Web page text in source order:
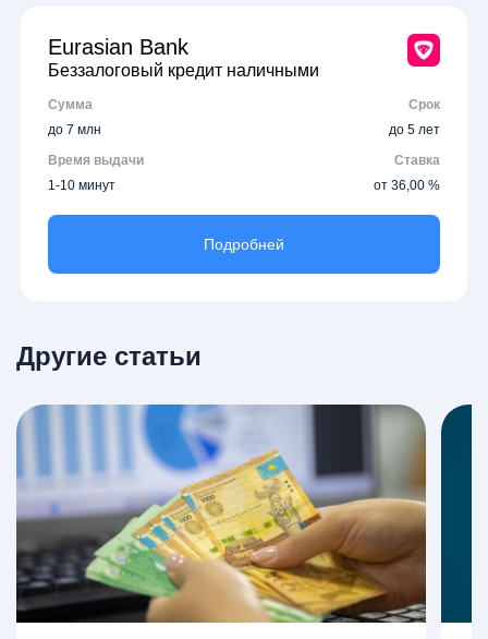
Eurasian Bank
Беззалоговый кредит наличными
Сумма
Срок
до 7 млн
до 5 лет
Время выдачи
Ставка
1-10 минут
от 36,00 %
Подробней
Другие статьи